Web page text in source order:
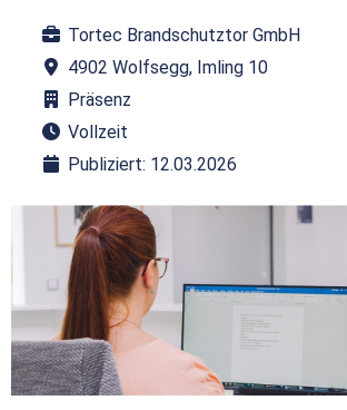
Tortec Brandschutztor GmbH
4902 Wolfsegg, Imling 10
Präsenz
Vollzeit
Publiziert: 12.03.2026